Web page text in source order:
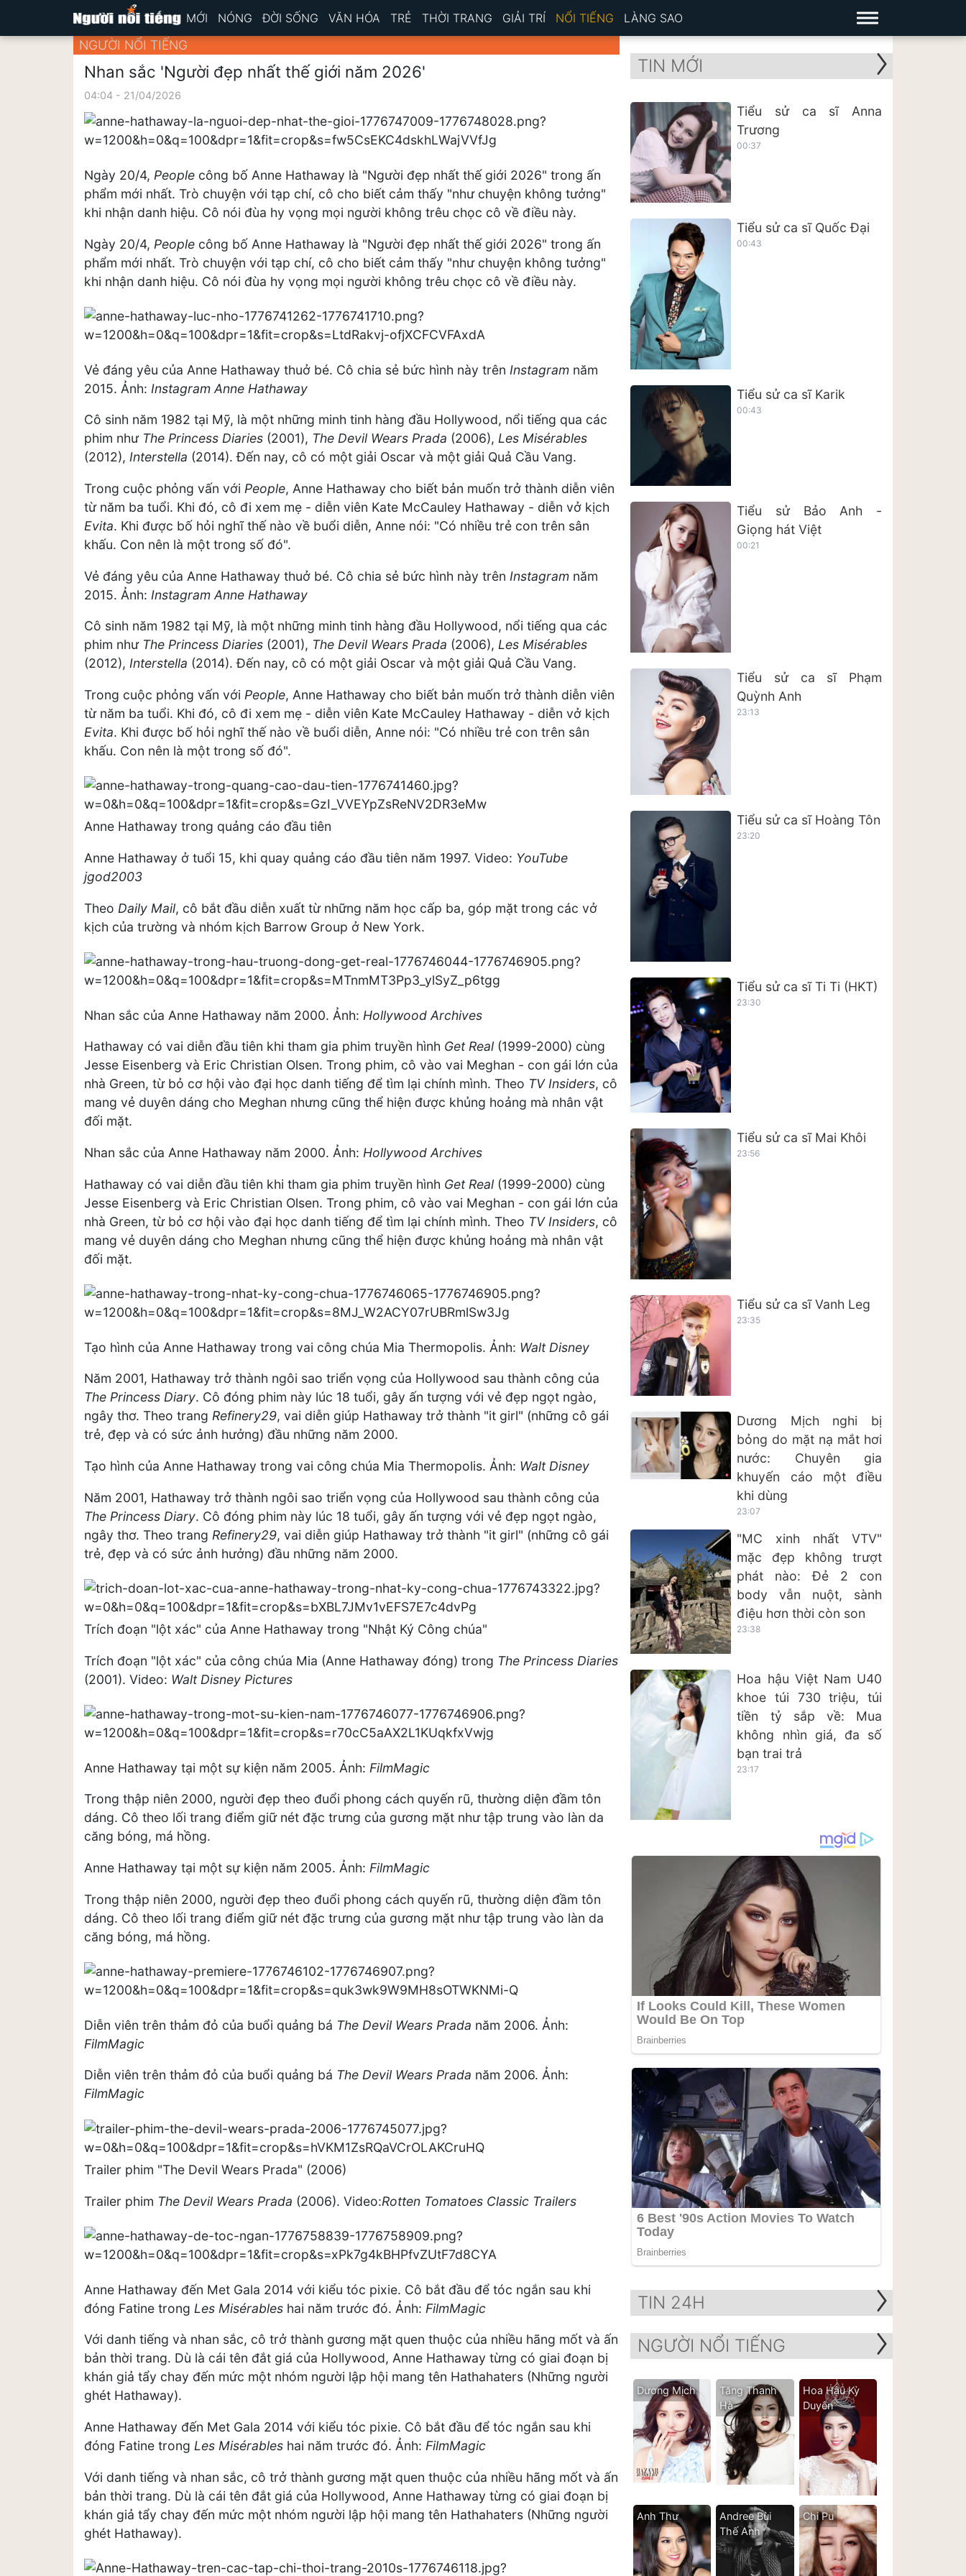
MỚI NÓNG ĐỜI SỐNG VĂN HÓA TRẺ THỜI TRANG GIẢI TRÍ NỔI TIẾNG LÀNG SAO
NGƯỜI NỔI TIẾNG
Nhan sắc 'Người đẹp nhất thế giới năm 2026'
04:04 - 21/04/2026
Ngày 20/4, People công bố Anne Hathaway là "Người đẹp nhất thế giới 2026" trong ấn
phẩm mới nhất. Trò chuyện với tạp chí, cô cho biết cảm thấy "như chuyện không tưởng"
khi nhận danh hiệu. Cô nói đùa hy vọng mọi người không trêu chọc cô về điều này.
Ngày 20/4, People công bố Anne Hathaway là "Người đẹp nhất thế giới 2026" trong ấn
phẩm mới nhất. Trò chuyện với tạp chí, cô cho biết cảm thấy "như chuyện không tưởng"
khi nhận danh hiệu. Cô nói đùa hy vọng mọi người không trêu chọc cô về điều này.
Vẻ đáng yêu của Anne Hathaway thuở bé. Cô chia sẻ bức hình này trên Instagram năm
2015. Ảnh: Instagram Anne Hathaway
Cô sinh năm 1982 tại Mỹ, là một những minh tinh hàng đầu Hollywood, nổi tiếng qua các
phim như The Princess Diaries (2001), The Devil Wears Prada (2006), Les Misérables
(2012), Interstella (2014). Đến nay, cô có một giải Oscar và một giải Quả Cầu Vang.
Trong cuộc phỏng vấn với People, Anne Hathaway cho biết bản muốn trở thành diễn viên
từ năm ba tuổi. Khi đó, cô đi xem mẹ - diễn viên Kate McCauley Hathaway - diễn vở kịch
Evita. Khi được bố hỏi nghĩ thế nào về buổi diễn, Anne nói: "Có nhiều trẻ con trên sân
khấu. Con nên là một trong số đó".
Vẻ đáng yêu của Anne Hathaway thuở bé. Cô chia sẻ bức hình này trên Instagram năm
2015. Ảnh: Instagram Anne Hathaway
Cô sinh năm 1982 tại Mỹ, là một những minh tinh hàng đầu Hollywood, nổi tiếng qua các
phim như The Princess Diaries (2001), The Devil Wears Prada (2006), Les Misérables
(2012), Interstella (2014). Đến nay, cô có một giải Oscar và một giải Quả Cầu Vang.
Trong cuộc phỏng vấn với People, Anne Hathaway cho biết bản muốn trở thành diễn viên
từ năm ba tuổi. Khi đó, cô đi xem mẹ - diễn viên Kate McCauley Hathaway - diễn vở kịch
Evita. Khi được bố hỏi nghĩ thế nào về buổi diễn, Anne nói: "Có nhiều trẻ con trên sân
khấu. Con nên là một trong số đó".
Anne Hathaway trong quảng cáo đầu tiên
Anne Hathaway ở tuổi 15, khi quay quảng cáo đầu tiên năm 1997. Video: YouTube
jgod2003
Theo Daily Mail, cô bắt đầu diễn xuất từ những năm học cấp ba, góp mặt trong các vở
kịch của trường và nhóm kịch Barrow Group ở New York.
Nhan sắc của Anne Hathaway năm 2000. Ảnh: Hollywood Archives
Hathaway có vai diễn đầu tiên khi tham gia phim truyền hình Get Real (1999-2000) cùng
Jesse Eisenberg và Eric Christian Olsen. Trong phim, cô vào vai Meghan - con gái lớn của
nhà Green, từ bỏ cơ hội vào đại học danh tiếng để tìm lại chính mình. Theo TV Insiders, cô
mang vẻ duyên dáng cho Meghan nhưng cũng thể hiện được khủng hoảng mà nhân vật
đối mặt.
Nhan sắc của Anne Hathaway năm 2000. Ảnh: Hollywood Archives
Hathaway có vai diễn đầu tiên khi tham gia phim truyền hình Get Real (1999-2000) cùng
Jesse Eisenberg và Eric Christian Olsen. Trong phim, cô vào vai Meghan - con gái lớn của
nhà Green, từ bỏ cơ hội vào đại học danh tiếng để tìm lại chính mình. Theo TV Insiders, cô
mang vẻ duyên dáng cho Meghan nhưng cũng thể hiện được khủng hoảng mà nhân vật
đối mặt.
Tạo hình của Anne Hathaway trong vai công chúa Mia Thermopolis. Ảnh: Walt Disney
Năm 2001, Hathaway trở thành ngôi sao triển vọng của Hollywood sau thành công của
The Princess Diary. Cô đóng phim này lúc 18 tuổi, gây ấn tượng với vẻ đẹp ngọt ngào,
ngây thơ. Theo trang Refinery29, vai diễn giúp Hathaway trở thành "it girl" (những cô gái
trẻ, đẹp và có sức ảnh hưởng) đầu những năm 2000.
Tạo hình của Anne Hathaway trong vai công chúa Mia Thermopolis. Ảnh: Walt Disney
Năm 2001, Hathaway trở thành ngôi sao triển vọng của Hollywood sau thành công của
The Princess Diary. Cô đóng phim này lúc 18 tuổi, gây ấn tượng với vẻ đẹp ngọt ngào,
ngây thơ. Theo trang Refinery29, vai diễn giúp Hathaway trở thành "it girl" (những cô gái
trẻ, đẹp và có sức ảnh hưởng) đầu những năm 2000.
Trích đoạn "lột xác" của Anne Hathaway trong "Nhật Ký Công chúa"
Trích đoạn "lột xác" của công chúa Mia (Anne Hathaway đóng) trong The Princess Diaries
(2001). Video: Walt Disney Pictures
Anne Hathaway tại một sự kiện năm 2005. Ảnh: FilmMagic
Trong thập niên 2000, người đẹp theo đuổi phong cách quyến rũ, thường diện đầm tôn
dáng. Cô theo lối trang điểm giữ nét đặc trưng của gương mặt như tập trung vào làn da
căng bóng, má hồng.
Anne Hathaway tại một sự kiện năm 2005. Ảnh: FilmMagic
Trong thập niên 2000, người đẹp theo đuổi phong cách quyến rũ, thường diện đầm tôn
dáng. Cô theo lối trang điểm giữ nét đặc trưng của gương mặt như tập trung vào làn da
căng bóng, má hồng.
Diễn viên trên thảm đỏ của buổi quảng bá The Devil Wears Prada năm 2006. Ảnh:
FilmMagic
Diễn viên trên thảm đỏ của buổi quảng bá The Devil Wears Prada năm 2006. Ảnh:
FilmMagic
Trailer phim "The Devil Wears Prada" (2006)
Trailer phim The Devil Wears Prada (2006). Video:Rotten Tomatoes Classic Trailers
Anne Hathaway đến Met Gala 2014 với kiểu tóc pixie. Cô bắt đầu để tóc ngắn sau khi
đóng Fatine trong Les Misérables hai năm trước đó. Ảnh: FilmMagic
Với danh tiếng và nhan sắc, cô trở thành gương mặt quen thuộc của nhiều hãng mốt và ấn
bản thời trang. Dù là cái tên đắt giá của Hollywood, Anne Hathaway từng có giai đoạn bị
khán giả tẩy chay đến mức một nhóm người lập hội mang tên Hathahaters (Những người
ghét Hathaway).
Anne Hathaway đến Met Gala 2014 với kiểu tóc pixie. Cô bắt đầu để tóc ngắn sau khi
đóng Fatine trong Les Misérables hai năm trước đó. Ảnh: FilmMagic
Với danh tiếng và nhan sắc, cô trở thành gương mặt quen thuộc của nhiều hãng mốt và ấn
bản thời trang. Dù là cái tên đắt giá của Hollywood, Anne Hathaway từng có giai đoạn bị
khán giả tẩy chay đến mức một nhóm người lập hội mang tên Hathahaters (Những người
ghét Hathaway).
TIN MỚI
Tiểu sử ca sĩ Anna
Trương
00:37
Tiểu sử ca sĩ Quốc Đại
00:43
Tiểu sử ca sĩ Karik
00:43
Tiểu sử Bảo Anh -
Giọng hát Việt
00:21
Tiểu sử ca sĩ Phạm
Quỳnh Anh
23:13
Tiểu sử ca sĩ Hoàng Tôn
23:20
Tiểu sử ca sĩ Ti Ti (HKT)
23:30
Tiểu sử ca sĩ Mai Khôi
23:56
Tiểu sử ca sĩ Vanh Leg
23:35
Dương Mịch nghi bị
bỏng do mặt nạ mắt hơi
nước: Chuyên gia
khuyến cáo một điều
khi dùng
23:07
"MC xinh nhất VTV"
mặc đẹp không trượt
phát nào: Đẻ 2 con
body vẫn nuột, sành
điệu hơn thời còn son
23:38
Hoa hậu Việt Nam U40
khoe túi 730 triệu, túi
tiền tỷ sắp về: Mua
không nhìn giá, đa số
bạn trai trả
23:17
TIN 24H
NGƯỜI NỔI TIẾNG
Dương Mịch
Tăng Thanh
Hà
Hoa Hậu Kỳ
Duyên
Anh Thư
Andree Bùi
Thế Anh
Chi Pu